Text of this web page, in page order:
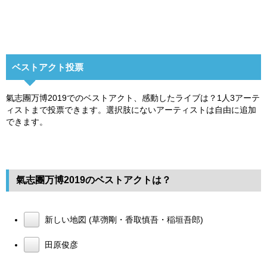
ベストアクト投票
氣志團万博2019でのベストアクト、感動したライブは？1人3アーテ
ィストまで投票できます。選択肢にないアーティストは自由に追加
できます。
氣志團万博2019のベストアクトは？
新しい地図 (草彅剛・香取慎吾・稲垣吾郎)
田原俊彦